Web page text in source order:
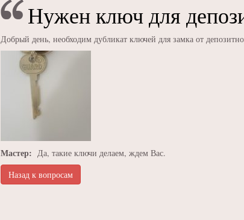
Нужен ключ для
Добрый день, необходим дубликат ключей для замка от
Мастер: Да, такие ключи делаем, ждем Вас.
Назад к вопросам